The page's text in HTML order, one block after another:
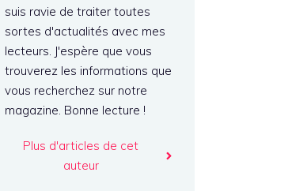
suis ravie de traiter toutes
sortes d'actualités avec mes
lecteurs. J'espère que vous
trouverez les informations que
vous recherchez sur notre
magazine. Bonne lecture !
Plus d'articles de cet
auteur